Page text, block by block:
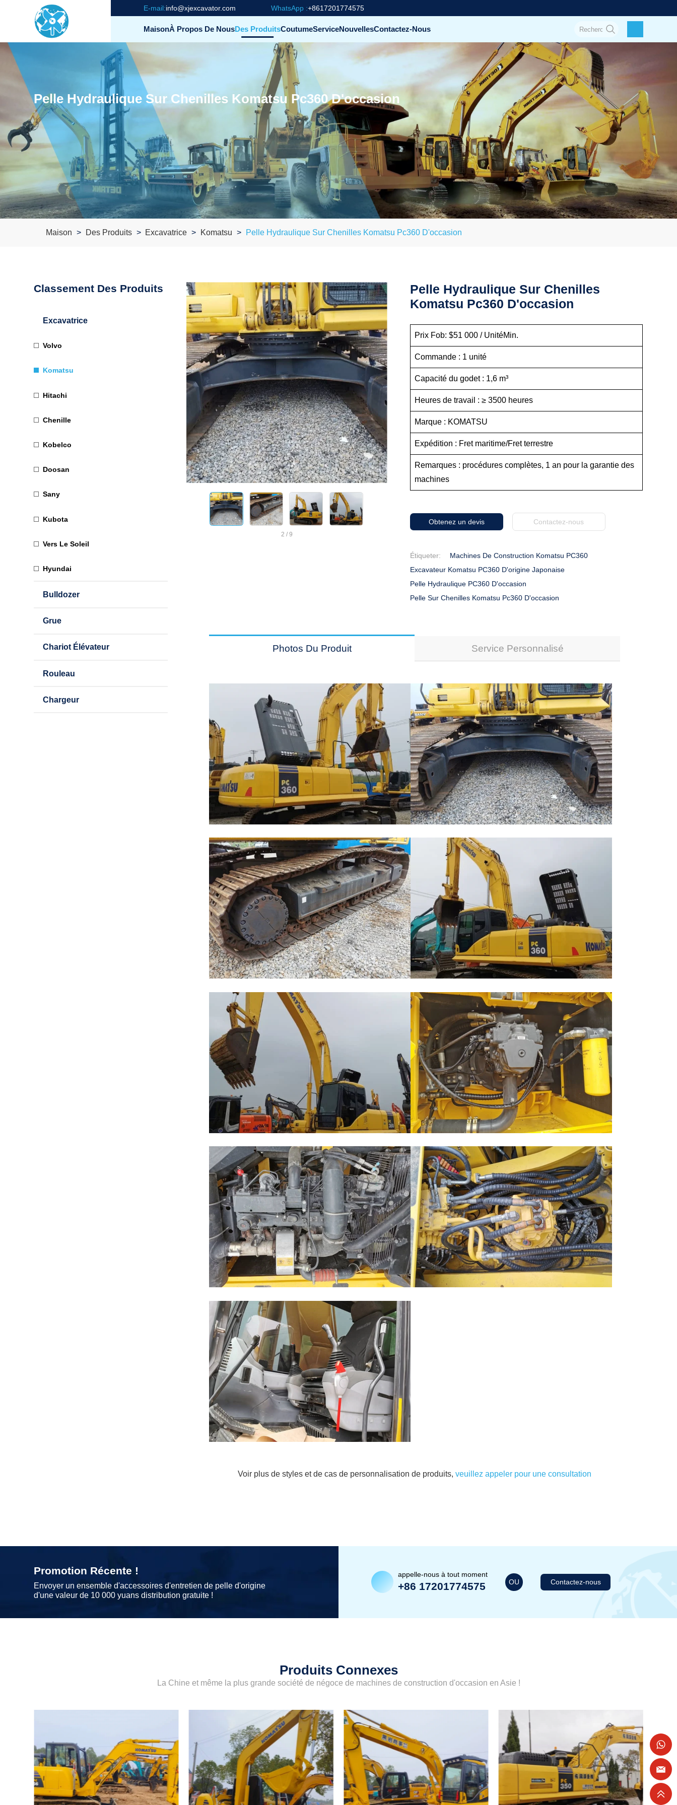
E-mail:info@xjexcavator.com WhatsApp :+8617201774575
MaisonÀ Propos De NousDes ProduitsCoutumeServiceNouvellesContactez-Nous
Pelle Hydraulique Sur Chenilles Komatsu Pc360 D'occasion
Maison Des Produits Excavatrice Komatsu Pelle Hydraulique Sur Chenilles Komatsu Pc360 D'occasion
Classement Des Produits
Excavatrice
Volvo
Komatsu
Hitachi
Chenille
Kobelco
Doosan
Sany
Kubota
Vers Le Soleil
Hyundai
Bulldozer
Grue
Chariot Élévateur
Rouleau
Chargeur
2 / 9
Pelle Hydraulique Sur Chenilles
Komatsu Pc360 D'occasion
Prix Fob: $51 000 / UnitéMin.
Commande : 1 unité
Capacité du godet : 1,6 m³
Heures de travail : ≥ 3500 heures
Marque : KOMATSU
Expédition : Fret maritime/Fret terrestre
Remarques : procédures complètes, 1 an pour la garantie des
machines
Obtenez un devis Contactez-nous
Étiqueter:
Machines De Construction Komatsu PC360
Excavateur Komatsu PC360 D'origine Japonaise
Pelle Hydraulique PC360 D'occasion
Pelle Sur Chenilles Komatsu Pc360 D'occasion
Photos Du Produit Service Personnalisé
Voir plus de styles et de cas de personnalisation de produits, veuillez appeler pour une consultation
Promotion Récente !
Envoyer un ensemble d'accessoires d'entretien de pelle d'origine
d'une valeur de 10 000 yuans distribution gratuite !
appelle-nous à tout moment
+86 17201774575 OU Contactez-nous
Produits Connexes
La Chine et même la plus grande société de négoce de machines de construction d'occasion en Asie !